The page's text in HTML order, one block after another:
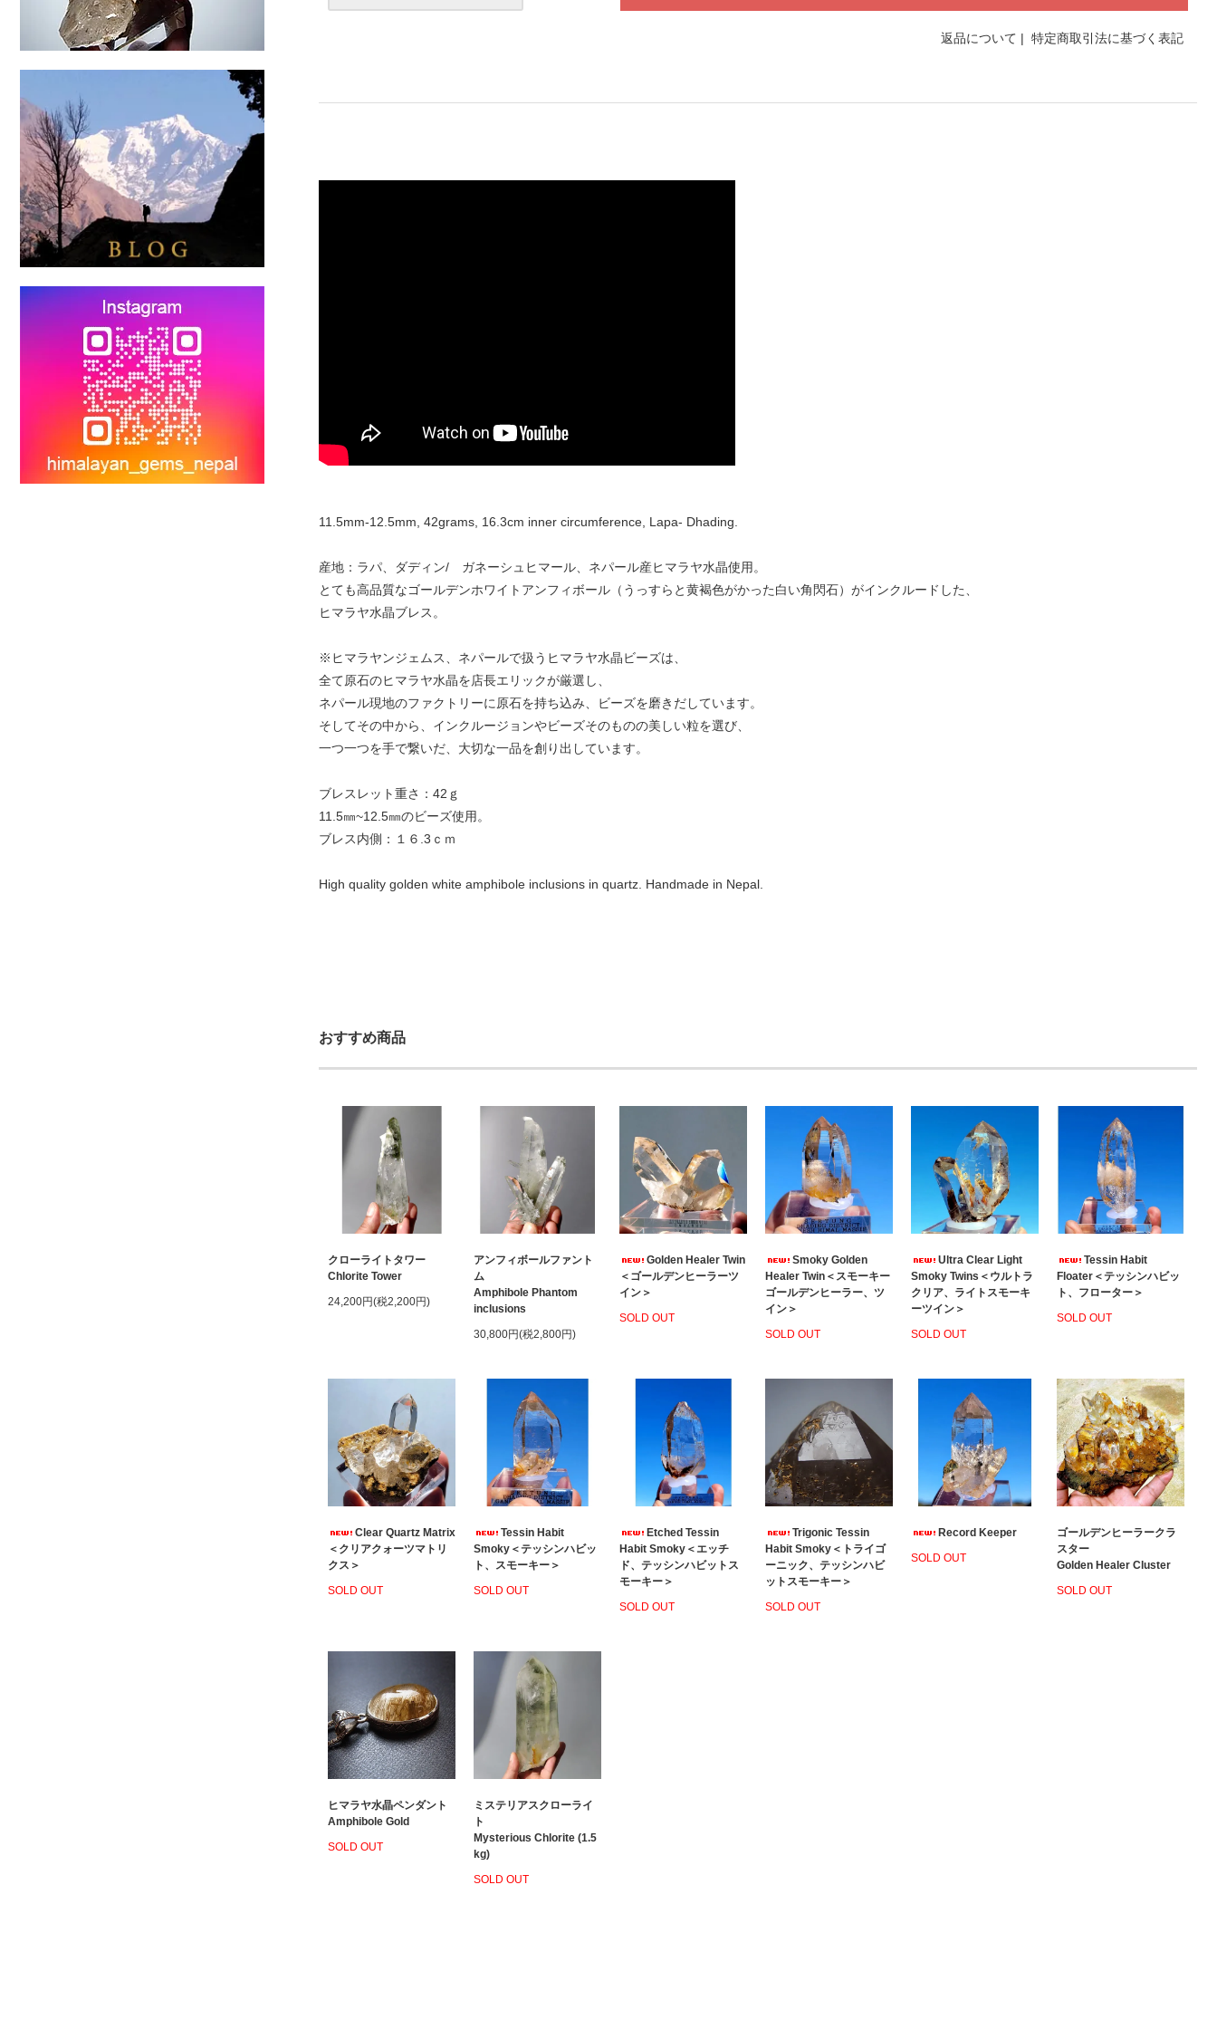
返品について | 特定商取引法に基づく表記
11.5mm-12.5mm, 42grams, 16.3cm inner circumference, Lapa- Dhading.
産地：ラパ、ダディン/ ガネーシュヒマール、ネパール産ヒマラヤ水晶使用。
とても高品質なゴールデンホワイトアンフィボール（うっすらと黄褐色がかった白い角閃石）がインクルードした、
ヒマラヤ水晶ブレス。
※ヒマラヤンジェムス、ネパールで扱うヒマラヤ水晶ビーズは、
全て原石のヒマラヤ水晶を店長エリックが厳選し、
ネパール現地のファクトリーに原石を持ち込み、ビーズを磨きだしています。
そしてその中から、インクルージョンやビーズそのものの美しい粒を選び、
一つ一つを手で繋いだ、大切な一品を創り出しています。
ブレスレット重さ：42ｇ
11.5㎜~12.5㎜のビーズ使用。
ブレス内側：１６.3ｃｍ
High quality golden white amphibole inclusions in quartz. Handmade in Nepal.
おすすめ商品
クローライトタワー
Chlorite Tower
24,200円(税2,200円)
アンフィボールファント
ム
Amphibole Phantom
inclusions
30,800円(税2,800円)
Golden Healer Twin
＜ゴールデンヒーラーツ
イン＞
SOLD OUT
Smoky Golden
Healer Twin＜スモーキー
ゴールデンヒーラー、ツ
イン＞
SOLD OUT
Ultra Clear Light
Smoky Twins＜ウルトラ
クリア、ライトスモーキ
ーツイン＞
SOLD OUT
Tessin Habit
Floater＜テッシンハビッ
ト、フローター＞
SOLD OUT
Clear Quartz Matrix
＜クリアクォーツマトリ
クス＞
SOLD OUT
Tessin Habit
Smoky＜テッシンハビッ
ト、スモーキー＞
SOLD OUT
Etched Tessin
Habit Smoky＜エッチ
ド、テッシンハビットス
モーキー＞
SOLD OUT
Trigonic Tessin
Habit Smoky＜トライゴ
ーニック、テッシンハビ
ットスモーキー＞
SOLD OUT
Record Keeper
SOLD OUT
ゴールデンヒーラークラ
スター
Golden Healer Cluster
SOLD OUT
ヒマラヤ水晶ペンダント
Amphibole Gold
SOLD OUT
ミステリアスクローライ
ト
Mysterious Chlorite (1.5
kg)
SOLD OUT